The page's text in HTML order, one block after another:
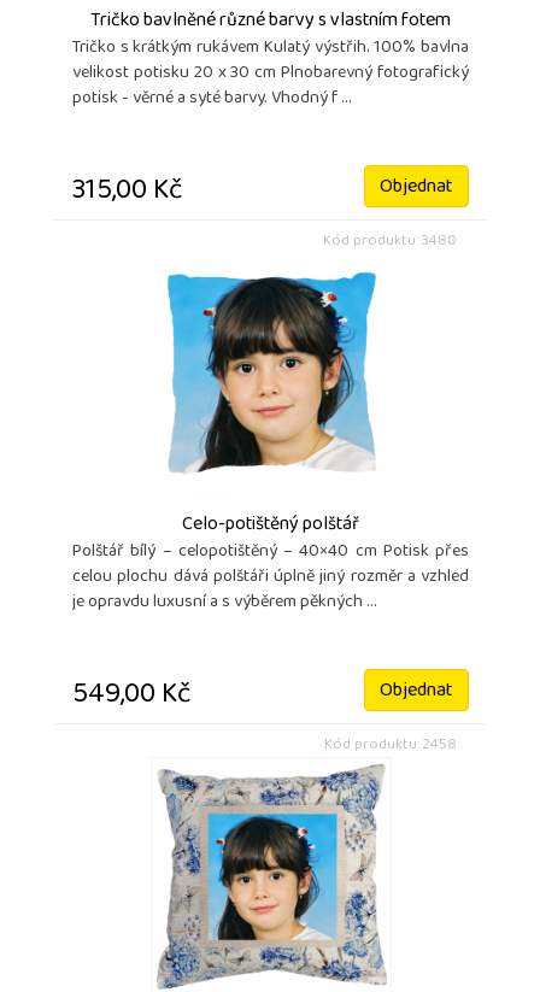
Tričko bavlněné různé barvy s vlastním fotem
Tričko s krátkým rukávem Kulatý výstřih. 100% bavlna
velikost potisku 20 x 30 cm Plnobarevný fotografický
potisk - věrné a syté barvy. Vhodný f ...
315,00 Kč Objednat
Kód produktu: 3480
Celo-potištěný polštář
Polštář bílý – celopotištěný – 40×40 cm Potisk přes
celou plochu dává polštáři úplně jiný rozměr a vzhled
je opravdu luxusní a s výběrem pěkných ...
549,00 Kč Objednat
Kód produktu: 2458